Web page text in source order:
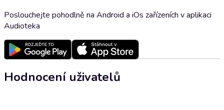
Poslouchejte pohodlně na Android a iOs zařízeních v aplikaci
Audioteka
Hodnocení uživatelů